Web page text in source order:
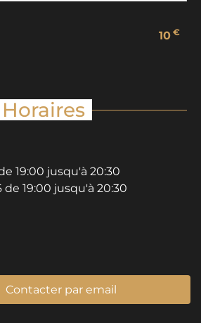
10 €
Horaires
19:00 jusqu'à 20:30
de 19:00 jusqu'à 20:30
Contacter par email